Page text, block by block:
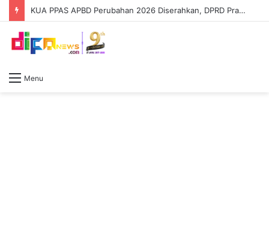
KUA PPAS APBD Perubahan 2026 Diserahkan, DPRD Prabumulih Segera Bahas
Menu